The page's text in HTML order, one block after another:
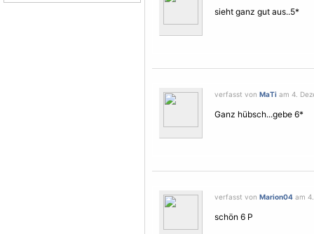
sieht ganz gut aus..5*
verfasst von MaTi am 4.
Ganz hübsch...gebe 6*
verfasst von Marion04 am
schön 6 P